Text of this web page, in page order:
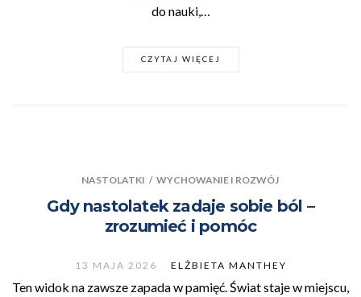
do nauki,…
CZYTAJ WIĘCEJ
NASTOLATKI / WYCHOWANIE I ROZWÓJ
Gdy nastolatek zadaje sobie ból –
zrozumieć i pomóc
13 MAJA 2026 ELŻBIETA MANTHEY
Ten widok na zawsze zapada w pamięć. Świat staje w miejscu,